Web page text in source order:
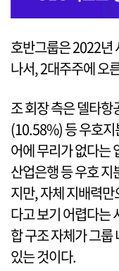
호반그룹은 2022년
나서, 2대주주에 오
조 회장 측은 델타
(10.58%) 등 우호
어에 무리가 없다는
산업은행 등 우호
지만, 자체 지배력
다고 보기 어렵다는
합 구조 자체가 그
있는 것이다.